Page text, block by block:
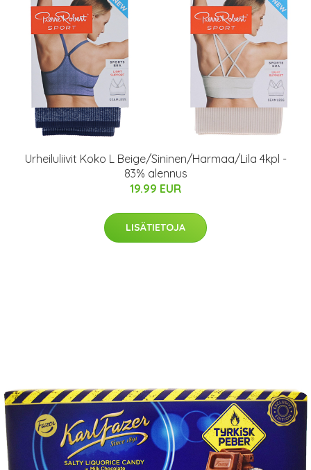
Urheiluliivit Koko L Beige/Sininen/Harmaa/Lila 4kpl -
83% alennus
19.99 EUR
LISÄTIETOJA